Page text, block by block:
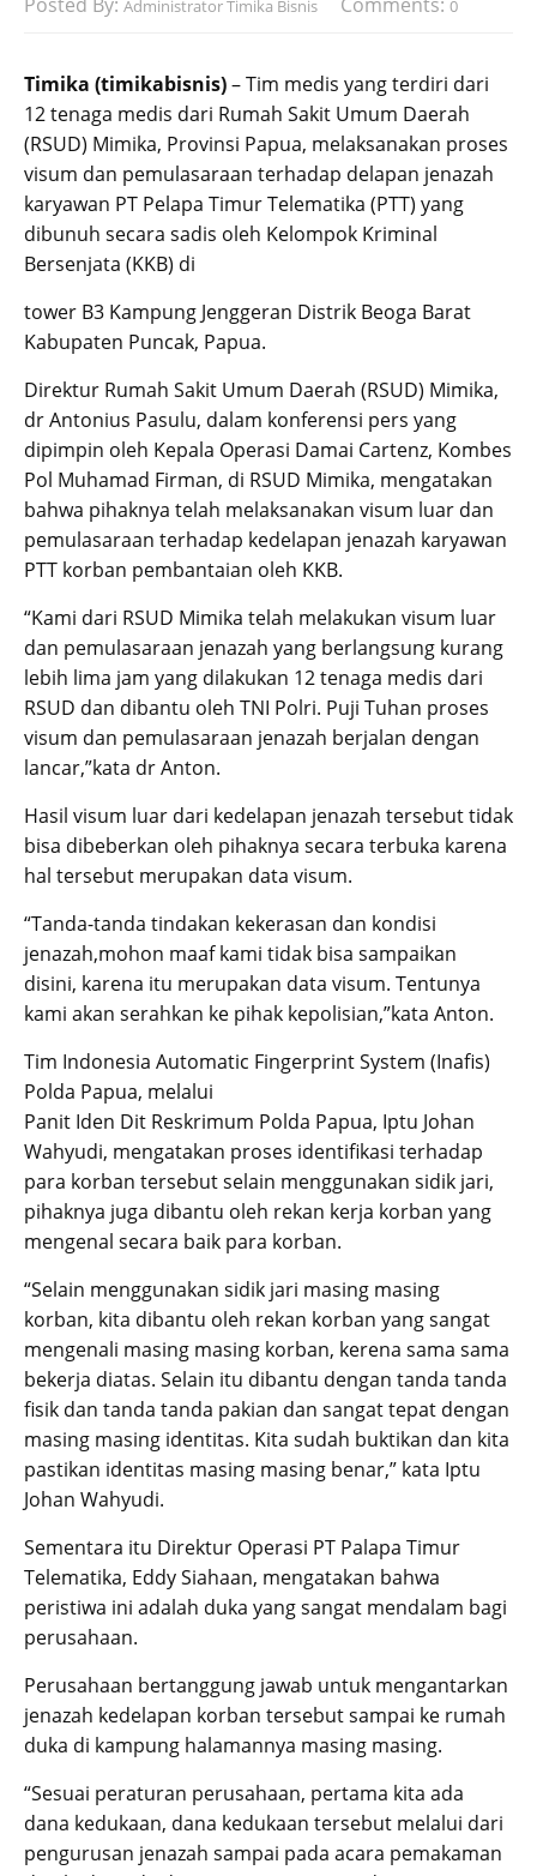
Administrator Timika Bisnis 0
Timika (timikabisnis)– Tim medis yang terdiri dari
12 tenaga medis dari Rumah Sakit Umum Daerah
(RSUD) Mimika, Provinsi Papua, melaksanakan proses
visum dan pemulasaraan terhadap delapan jenazah
karyawan PT Pelapa Timur Telematika (PTT) yang
dibunuh secara sadis oleh Kelompok Kriminal
Bersenjata (KKB) di
tower B3 Kampung Jenggeran Distrik Beoga Barat
Kabupaten Puncak, Papua.
Direktur Rumah Sakit Umum Daerah (RSUD) Mimika,
dr Antonius Pasulu, dalam konferensi pers yang
dipimpin oleh Kepala Operasi Damai Cartenz, Kombes
Pol Muhamad Firman, di RSUD Mimika, mengatakan
bahwa pihaknya telah melaksanakan visum luar dan
pemulasaraan terhadap kedelapan jenazah karyawan
PTT korban pembantaian oleh KKB.
“Kami dari RSUD Mimika telah melakukan visum luar
dan pemulasaraan jenazah yang berlangsung kurang
lebih lima jam yang dilakukan 12 tenaga medis dari
RSUD dan dibantu oleh TNI Polri. Puji Tuhan proses
visum dan pemulasaraan jenazah berjalan dengan
lancar,”kata dr Anton.
Hasil visum luar dari kedelapan jenazah tersebut tidak
bisa dibeberkan oleh pihaknya secara terbuka karena
hal tersebut merupakan data visum.
“Tanda-tanda tindakan kekerasan dan kondisi
jenazah,mohon maaf kami tidak bisa sampaikan
disini, karena itu merupakan data visum. Tentunya
kami akan serahkan ke pihak kepolisian,”kata Anton.
Tim Indonesia Automatic Fingerprint System (Inafis)
Polda Papua, melalui
Panit Iden Dit Reskrimum Polda Papua, Iptu Johan
Wahyudi, mengatakan proses identifikasi terhadap
para korban tersebut selain menggunakan sidik jari,
pihaknya juga dibantu oleh rekan kerja korban yang
mengenal secara baik para korban.
“Selain menggunakan sidik jari masing masing
korban, kita dibantu oleh rekan korban yang sangat
mengenali masing masing korban, kerena sama sama
bekerja diatas. Selain itu dibantu dengan tanda tanda
fisik dan tanda tanda pakian dan sangat tepat dengan
masing masing identitas. Kita sudah buktikan dan kita
pastikan identitas masing masing benar,” kata Iptu
Johan Wahyudi.
Sementara itu Direktur Operasi PT Palapa Timur
Telematika, Eddy Siahaan, mengatakan bahwa
peristiwa ini adalah duka yang sangat mendalam bagi
perusahaan.
Perusahaan bertanggung jawab untuk mengantarkan
jenazah kedelapan korban tersebut sampai ke rumah
duka di kampung halamannya masing masing.
“Sesuai peraturan perusahaan, pertama kita ada
dana kedukaan, dana kedukaan tersebut melalui dari
pengurusan jenazah sampai pada acara pemakaman